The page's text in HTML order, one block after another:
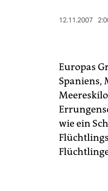
12.11.2007
Europas
Spaniens,
wie ein